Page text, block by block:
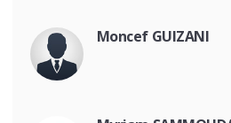
Moncef GUIZANI